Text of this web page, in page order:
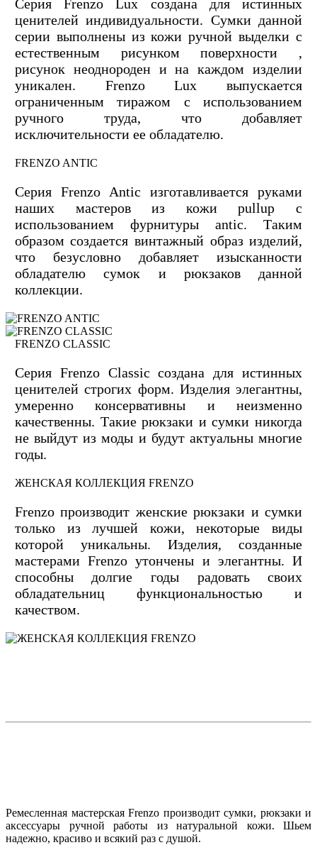
Серия Frenzo Lux создана для истинных
ценителей индивидуальности. Сумки данной
серии выполнены из кожи ручной выделки с
естественным рисунком поверхности ,
рисунок неоднороден и на каждом изделии
уникален. Frenzo Lux выпускается
ограниченным тиражом с использованием
ручного труда, что добавляет
исключительности ее обладателю.
FRENZO ANTIC
Серия Frenzo Antic изготавливается руками
наших мастеров из кожи pullup с
использованием фурнитуры antic. Таким
образом создается винтажный образ изделий,
что безусловно добавляет изысканности
обладателю сумок и рюкзаков данной
коллекции.
FRENZO CLASSIC
Серия Frenzo Сlassic создана для истинных
ценителей строгих форм. Изделия элегантны,
умеренно консервативны и неизменно
качественны. Такие рюкзаки и сумки никогда
не выйдут из моды и будут актуальны многие
годы.
ЖЕНСКАЯ КОЛЛЕКЦИЯ FRENZO
Frenzo производит женские рюкзаки и сумки
только из лучшей кожи, некоторые виды
которой уникальны. Изделия, созданные
мастерами Frenzo утончены и элегантны. И
способны долгие годы радовать своих
обладательниц функциональностью и
качеством.
Ремесленная мастерская Frenzo производит сумки, рюкзаки и
аксессуары ручной работы из натуральной кожи. Шьем
надежно, красиво и всякий раз с душой.